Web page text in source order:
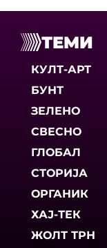
ТЕМИ
КУЛТ-АРТ
БУНТ
ЗЕЛЕНО
СВЕСНО
ГЛОБАЛ
СТОРИЈА
ОРГАНИК
ХАЈ-ТЕК
ЖОЛТ ТРН